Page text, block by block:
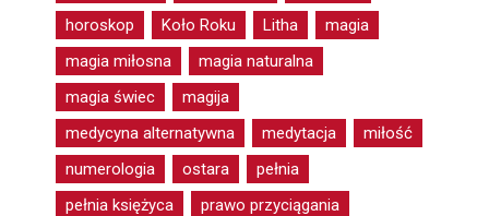
horoskop
Koło Roku Litha
magia
magia miłosna
magia naturalna
magia świec
magija
medycyna alternatywna
medytacja
miłość
numerologia
ostara
pełnia
pełnia księżyca
prawo przyciągania